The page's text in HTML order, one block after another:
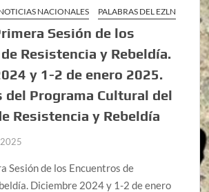
NACIONALES PALABRAS DEL EZLN
Sesión de los
Resistencia y Rebeldía.
y 1-2 de enero 2025.
del Programa Cultural del
Resistencia y Rebeldía
Sesión de los Encuentros de
Diciembre 2024 y 1-2 de enero